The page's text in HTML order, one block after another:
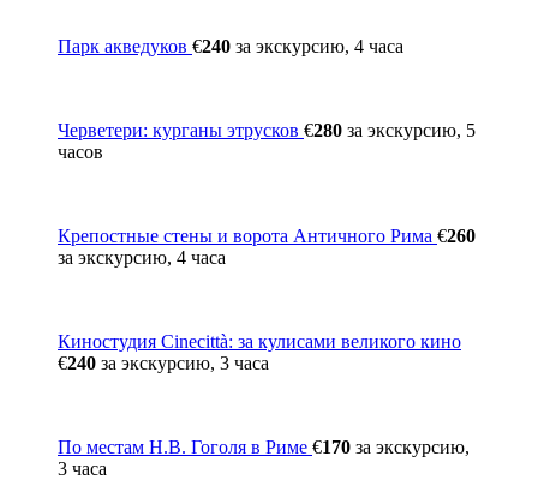
Парк акведуков €240 за экскурсию, 4 часа
Черветери: курганы этрусков €280 за экскурсию, 5
часов
Крепостные стены и ворота Античного Рима €260
за экскурсию, 4 часа
Киностудия Cinecittà: за кулисами великого кино
€240 за экскурсию, 3 часа
По местам Н.В. Гоголя в Риме €170 за экскурсию,
3 часа